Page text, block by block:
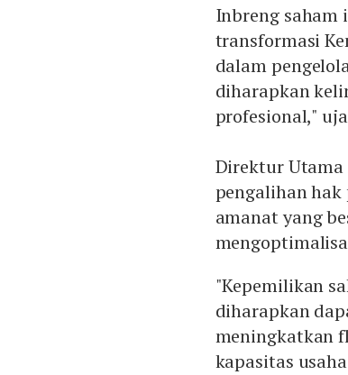
Inbreng saham
transformasi
dalam
diharapkan
profesional,"
Direktur Utama
pengalihan
amanat yang
"Kepemilikan
diharapkan
meningkatkan
kapasitas